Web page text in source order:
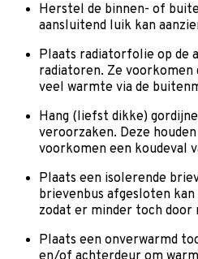
Herstel de binnen- of
aansluitend luik kan
Plaats radiatorfolie op de
radiatoren. Ze voorkomen
veel warmte via de
Hang (liefst dikke)
veroorzaken. Deze
voorkomen een koudeval
Plaats een isolerende
brievenbus afgesloten
zodat er minder toch door
Plaats een onverwarmd